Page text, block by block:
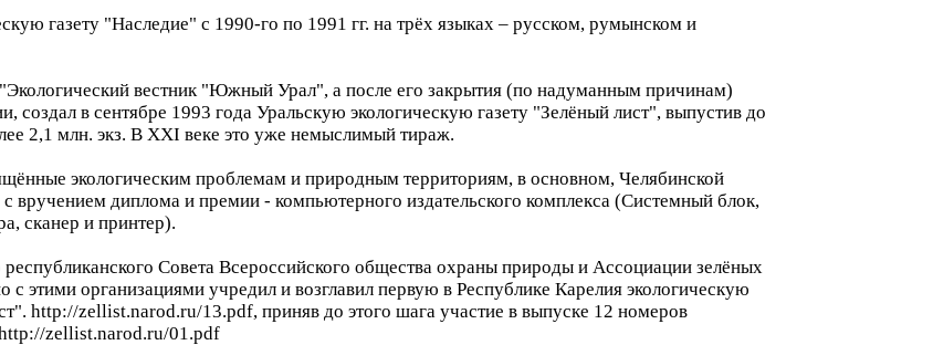
газету "Наследие" с 1990-го по 1991 гг. на трёх языках – русском, румынском и
вестник "Южный Урал", а после его закрытия (по надуманным причинам)
создал в сентябре 1993 года Уральскую экологическую газету "Зелёный лист", выпустив до
2,1 млн. экз. В XXI веке это уже немыслимый тираж.
экологическим проблемам и природным территориям, в основном, Челябинской
вручением диплома и премии - компьютерного издательского комплекса (Системный блок,
сканер и принтер).
Совета Всероссийского общества охраны природы и Ассоциации зелёных
с этими организациями учредил и возглавил первую в Республике Карелия экологическую
http://zellist.narod.ru/13.pdf, приняв до этого шага участие в выпуске 12 номеров
http://zellist.narod.ru/01.pdf